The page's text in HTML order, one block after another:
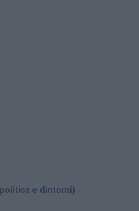
e dintorni)